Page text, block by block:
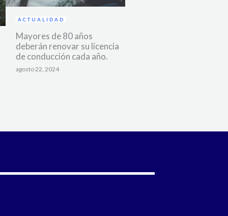
ACTUALIDAD
Mayores de 80 años
deberán renovar su licencia
de conducción cada año.
agosto 22, 2024